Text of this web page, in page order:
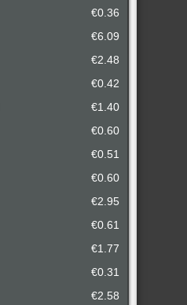
€0.36
€6.09
€2.48
€0.42
€1.40
€0.60
€0.51
€0.60
€2.95
€0.61
€1.77
€0.31
€2.58